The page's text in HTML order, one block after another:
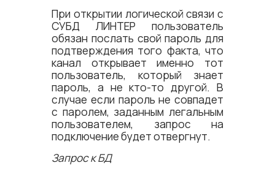
При открытии логической связи с
СУБД ЛИНТЕР пользователь
обязан послать свой пароль для
подтверждения того факта, что
канал открывает именно тот
пользователь, который знает
пароль, а не кто-то другой. В
случае если пароль не совпадет
с паролем, заданным легальным
пользователем, запрос на
подключение будет отвергнут.
Запрос к БД